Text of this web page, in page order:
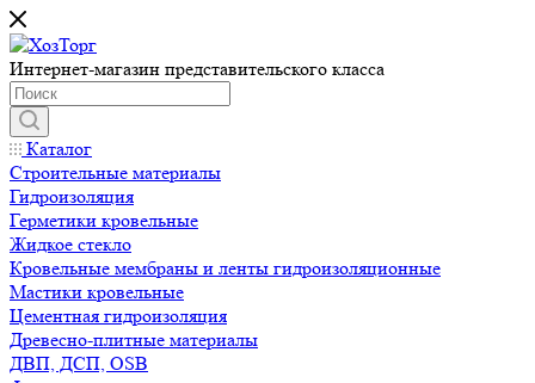
Интернет-магазин представительского класса
Каталог
Строительные материалы
Гидроизоляция
Герметики кровельные
Жидкое стекло
Кровельные мембраны и ленты гидроизоляционные
Мастики кровельные
Цементная гидроизоляция
Древесно-плитные материалы
ДВП, ДСП, OSB